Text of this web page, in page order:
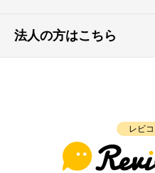
法人の方はこちら
レビ